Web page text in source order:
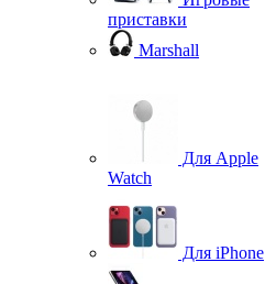
приставки
Marshall
Для Apple
Watch
Для iPhone